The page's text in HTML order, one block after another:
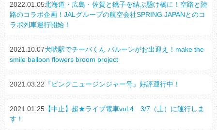
2022.01.05北海道・広島・佐賀と銚子を結ぶ懸け橋に！空路と陸
路のコラボ企画！JALグループの航空会社SPRING JAPANとのコ
ラボ列車運行開始！
2021.10.07犬吠駅でチーバくん バルーンがお出迎え！make the
smile balloon flowers broom project
2021.03.22 『ピンクニュージンジャー号』好評運行中！
2021.01.25 【中止】超★ライブ電車vol.4 3/7（土）に運行しま
す！